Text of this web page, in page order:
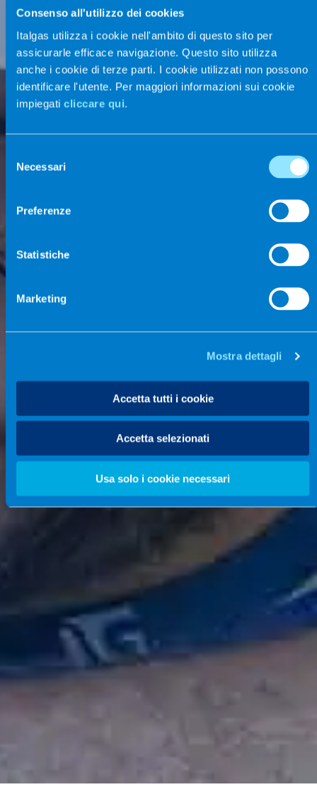
Consenso all'utilizzo dei cookies
Italgas utilizza i cookie nell'ambito di questo sito per
assicurarle efficace navigazione. Questo sito utilizza
anche i cookie di terze parti. I cookie utilizzati non possono
identificare l'utente. Per maggiori informazioni sui cookie
impiegati cliccare qui.
delNecessari
Preferenze
Statistiche
Marketing
Mostra dettagli
Accetta tutti i cookie
Accetta selezionati
Usa solo i cookie necessari